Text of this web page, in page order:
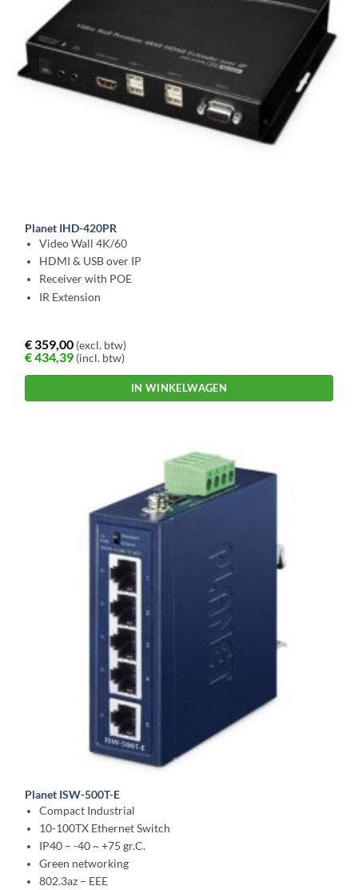
Planet IHD-420PR
Video Wall 4K/60
HDMI & USB over IP
Receiver with POE
IR Extension
€359,00 (excl. btw)
€434,39 (incl. btw)
IN WINKELWAGEN
Planet ISW-500T-E
Compact Industrial
10-100TX Ethernet Switch
IP40 – -40 ~ +75 gr.C.
Green networking
802.3az – EEE